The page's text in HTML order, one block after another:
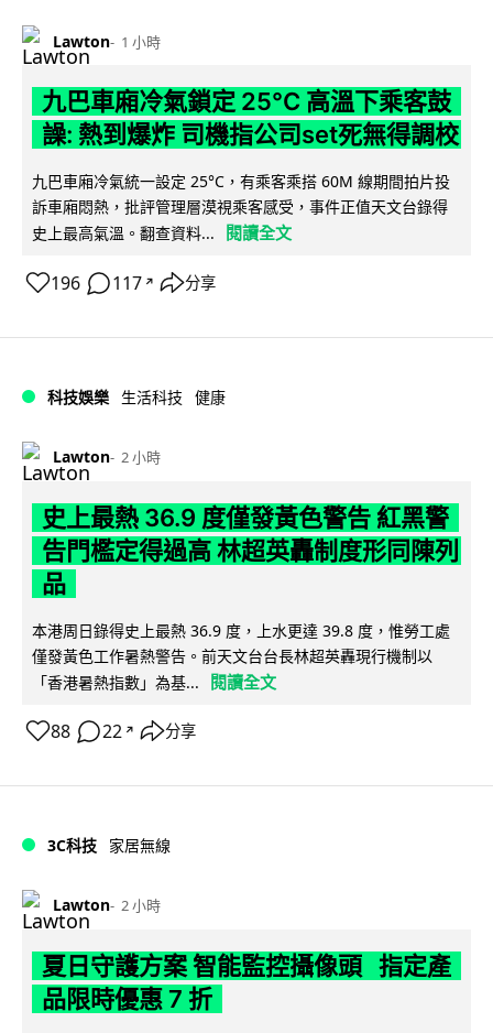
Lawton 1 小時
九巴車廂冷氣鎖定 25°C 高溫下乘客鼓
譟: 熱到爆炸 司機指公司set死無得調校
九巴車廂冷氣統一設定 25°C，有乘客乘搭 60M 線期間拍片投
訴車廂悶熱，批評管理層漠視乘客感受，事件正值天文台錄得
史上最高氣溫。翻查資料...
閱讀全文
196 117 ↗ 分享
科技娛樂 生活科技 健康
Lawton 2 小時
史上最熱 36.9 度僅發黃色警告 紅黑警
告門檻定得過高 林超英轟制度形同陳列
品
本港周日錄得史上最熱 36.9 度，上水更達 39.8 度，惟勞工處
僅發黃色工作暑熱警告。前天文台台長林超英轟現行機制以
「香港暑熱指數」為基...
閱讀全文
88 22 ↗ 分享
3C科技 家居無線
Lawton 2 小時
夏日守護方案 智能監控攝像頭 指定產
品限時優惠 7 折